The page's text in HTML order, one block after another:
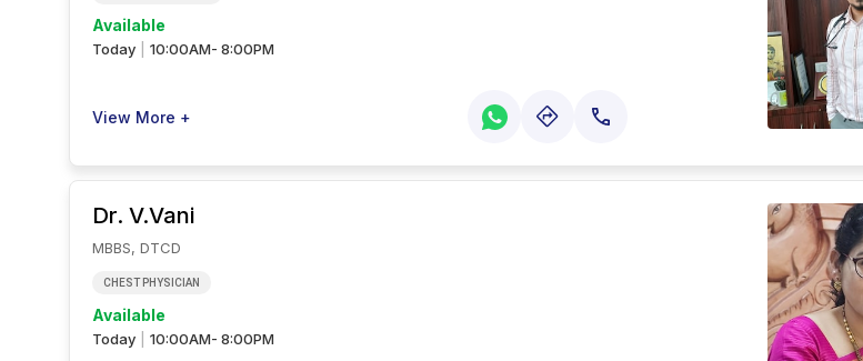
Available
Today 10:00AM- 8:00PM
View More +
Dr. V.Vani
MBBS, DTCD
CHEST PHYSICIAN
Available
Today 10:00AM- 8:00PM